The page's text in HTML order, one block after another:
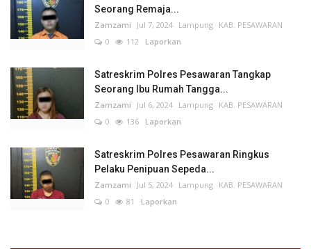
Seorang Remaja...
Zamzami Jul 7, 2024 Lampung KAB. PESAWARAN
0
112 Laporkan
Satreskrim Polres Pesawaran Tangkap
Seorang Ibu Rumah Tangga...
Zamzami Jul 6, 2024 Lampung KAB. PESAWARAN
0
136 Laporkan
Satreskrim Polres Pesawaran Ringkus
Pelaku Penipuan Sepeda...
Zamzami Jul 5, 2024 Lampung KAB. PESAWARAN
0
81 Laporkan